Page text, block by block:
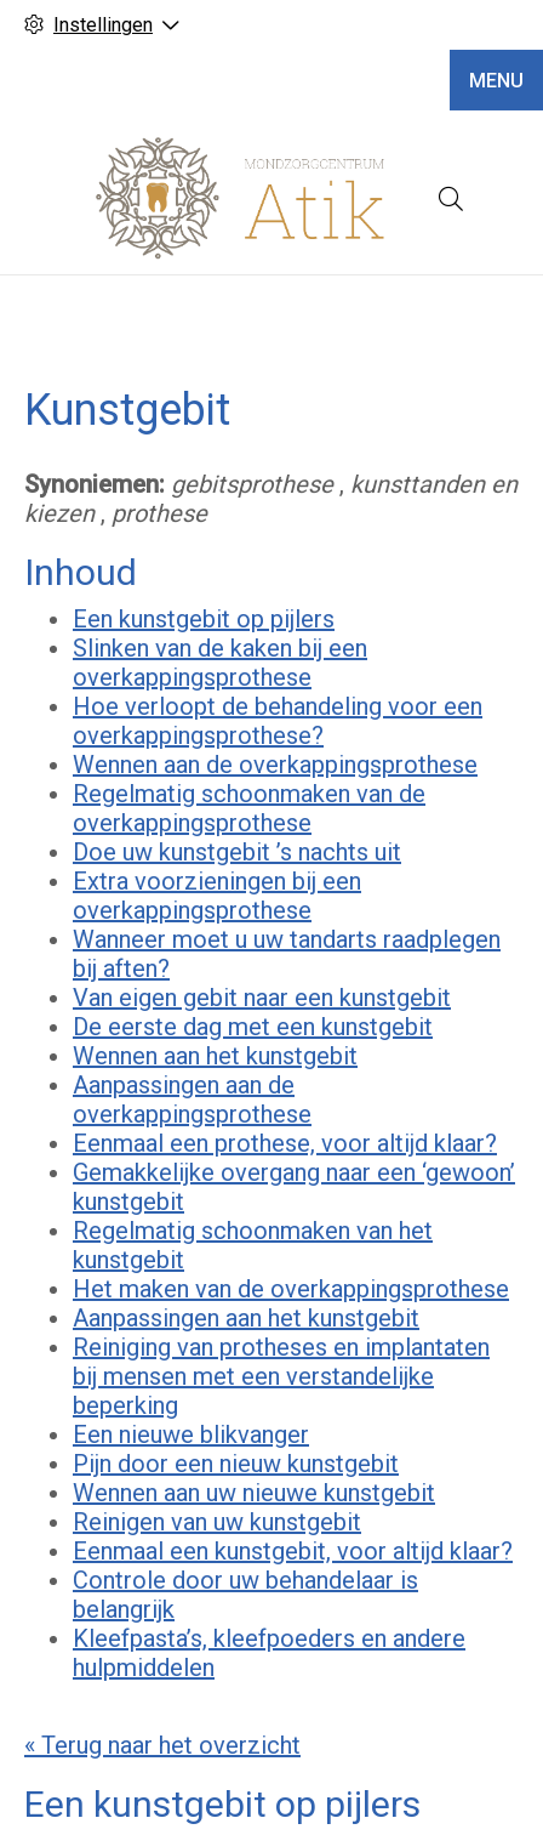
Instellingen
MENU
Kunstgebit
Synoniemen: gebitsprothese, kunsttanden en
kiezen, prothese
Inhoud
Een kunstgebit op pijlers
Slinken van de kaken bij een
overkappingsprothese
Hoe verloopt de behandeling voor een
overkappingsprothese?
Wennen aan de overkappingsprothese
Regelmatig schoonmaken van de
overkappingsprothese
Doe uw kunstgebit ’s nachts uit
Extra voorzieningen bij een
overkappingsprothese
Wanneer moet u uw tandarts raadplegen
bij aften?
Van eigen gebit naar een kunstgebit
De eerste dag met een kunstgebit
Wennen aan het kunstgebit
Aanpassingen aan de
overkappingsprothese
Eenmaal een prothese, voor altijd klaar?
Gemakkelijke overgang naar een ‘gewoon’
kunstgebit
Regelmatig schoonmaken van het
kunstgebit
Het maken van de overkappingsprothese
Aanpassingen aan het kunstgebit
Reiniging van protheses en implantaten
bij mensen met een verstandelijke
beperking
Een nieuwe blikvanger
Pijn door een nieuw kunstgebit
Wennen aan uw nieuwe kunstgebit
Reinigen van uw kunstgebit
Eenmaal een kunstgebit, voor altijd klaar?
Controle door uw behandelaar is
belangrijk
Kleefpasta’s, kleefpoeders en andere
hulpmiddelen
« Terug naar het overzicht
Een kunstgebit op pijlers